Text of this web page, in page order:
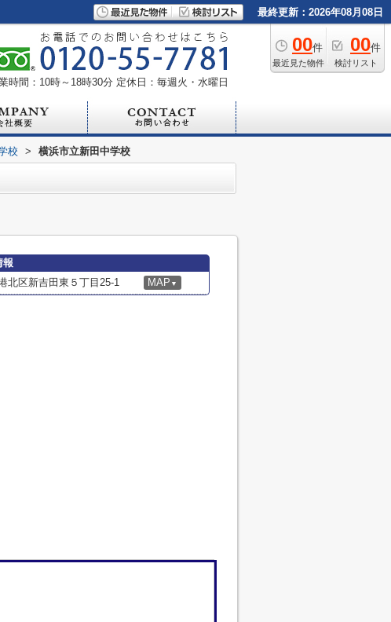
最終更新：2026年08月08日
00件
最近見た物件
00件
検討リスト
時間：10時～18時30分 定休日：毎週火・水曜日
校 > 横浜市立新田中学校
報
北区新吉田東５丁目25-1 MAP ▼